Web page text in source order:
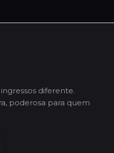
diferente.
poderosa para quem